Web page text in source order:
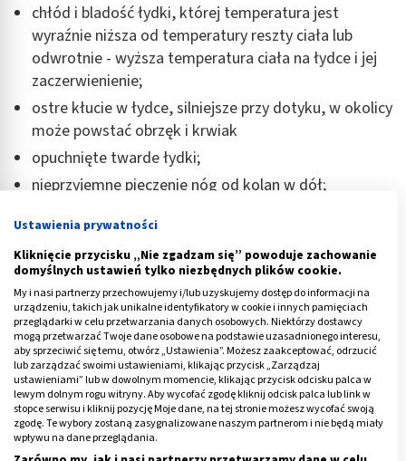
chłód i bladość łydki, której temperatura jest
wyraźnie niższa od temperatury reszty ciała lub
odwrotnie - wyższa temperatura ciała na łydce i jej
zaczerwienienie;
ostre kłucie w łydce, silniejsze przy dotyku, w okolicy
może powstać obrzęk i krwiak
opuchnięte twarde łydki;
nieprzyjemne pieczenie nóg od kolan w dół;
Ból łydki z tyłu pod kolanem to typowy objaw
torbieli Bakera nazywanej także cystą Bakera.
Schorzenie może pojawić się w wyniku urazu, zapalenia
czy przewlekłej choroby w układzie kostno-stawowym.
Główną przyczyną jest zaburzenie produkcji płynu
stawowego.
Na torbiel najbardziej narażone są osoby zawodowo
uprawiające sport oraz osoby z nadwagą. Ból to drugi
Ustawienia prywatności
Kliknięcie przycisku „Nie zgadzam się” powoduje zachowanie
domyślnych ustawień tylko niezbędnych plików cookie.
My i nasi partnerzy przechowujemy i/lub uzyskujemy dostęp do informacji na
urządzeniu, takich jak unikalne identyfikatory w cookie i innych pamięciach
przeglądarki w celu przetwarzania danych osobowych. Niektórzy dostawcy
mogą przetwarzać Twoje dane osobowe na podstawie uzasadnionego interesu,
aby sprzeciwić się temu, otwórz „Ustawienia”. Możesz zaakceptować, odrzucić
lub zarządzać swoimi ustawieniami, klikając przycisk „Zarządzaj
ustawieniami” lub w dowolnym momencie, klikając przycisk odcisku palca w
lewym dolnym rogu witryny. Aby wycofać zgodę kliknij odcisk palca lub link w
stopce serwisu i kliknij pozycję Moje dane, na tej stronie możesz wycofać swoją
zgodę. Te wybory zostaną zasygnalizowane naszym partnerom i nie będą miały
wpływu na dane przeglądania.